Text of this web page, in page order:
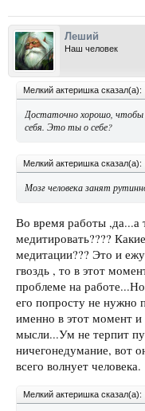
Леший
Наш человек
Мелкий актеришка сказал(а):
Достаточно хорошо, чтобы
себя. Это ты о себе?
Мелкий актеришка сказал(а):
Мозг человека занят
Во время работы ,да...а
медитировать????
медитации??? Это и
гвоздь , то в этот
проблеме на
его попросту не нужно
именно в этот момент и
мысли...Ум не терпит
ничегонедумание, вот
всего волнует человека.
Мелкий актеришка сказал(а):